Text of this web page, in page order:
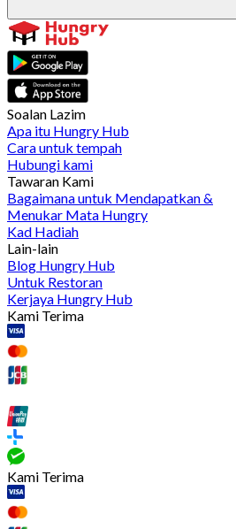
Soalan Lazim
Apa itu Hungry Hub
Cara untuk tempah
Hubungi kami
Tawaran Kami
Bagaimana untuk Mendapatkan &
Menukar Mata Hungry
Kad Hadiah
Lain-lain
Blog Hungry Hub
Untuk Restoran
Kerjaya Hungry Hub
Kami Terima
Kami Terima